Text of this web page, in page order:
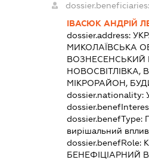
dossier.beneficiaries:
ІВАСЮК АНДРІЙ
dossier.address:
МИКОЛАЇВСЬКА
ВОЗНЕСЕНСЬКИЙ
НОВОСВІТЛІВКА,
МІКРОРАЙОН,
dossier.nationality:
dossier.benefType:
вирішальний вплив
dossier.benefRole:
БЕНЕФІЦІАРНИЙ